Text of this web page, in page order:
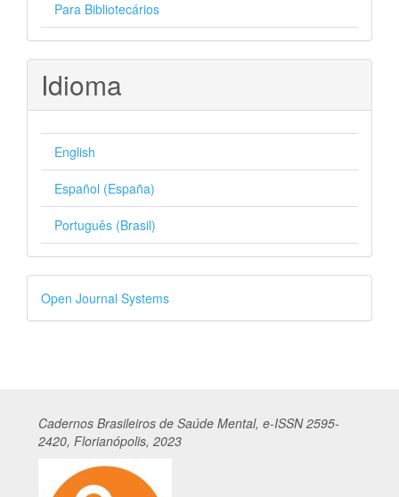
Para Bibliotecários
Idioma
English
Español (España)
Português (Brasil)
Desenvolvido
por
Open Journal Systems
Cadernos Brasileiros de Saúde Mental, e-ISSN 2595-
2420, Florianópolis, 2023